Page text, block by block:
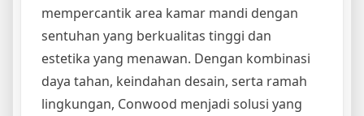
mempercantik area kamar mandi dengan
sentuhan yang berkualitas tinggi dan
estetika yang menawan. Dengan kombinasi
daya tahan, keindahan desain, serta ramah
lingkungan, Conwood menjadi solusi yang